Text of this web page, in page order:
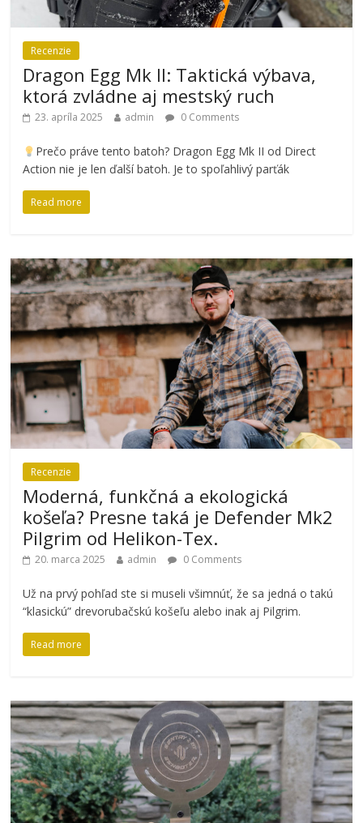
Recenzie
Dragon Egg Mk II: Taktická výbava,
ktorá zvládne aj mestský ruch
23. apríla 2025 admin 0 Comments
Prečo práve tento batoh? Dragon Egg Mk II od Direct
Action nie je len ďalší batoh. Je to spoľahlivý parťák
Read more
Recenzie
Moderná, funkčná a ekologická
košeľa? Presne taká je Defender Mk2
Pilgrim od Helikon-Tex.
20. marca 2025 admin 0 Comments
Už na prvý pohľad ste si museli všimnúť, že sa jedná o takú
“klasickú” drevorubačskú košeľu alebo inak aj Pilgrim.
Read more